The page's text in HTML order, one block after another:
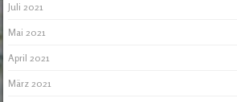
Juli 2021
Mai 2021
April 2021
März 2021